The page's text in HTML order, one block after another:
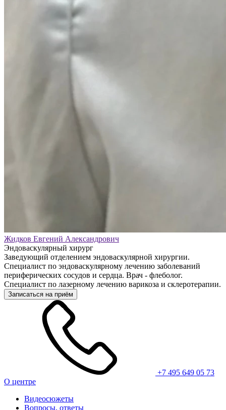
Жидков Евгений Александрович
Эндоваскулярный хирург
Заведующий отделением эндоваскулярной хирургии.
Специалист по эндоваскулярному лечению заболеваний
периферических сосудов и сердца. Врач - флеболог.
Специалист по лазерному лечению варикоза и склеротерапии.
Записаться на приём
+7 495 649 05 73
О центре
Видеосюжеты
Вопросы, ответы